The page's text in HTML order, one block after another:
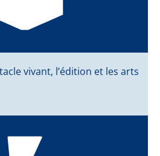
vivant, l’édition et les arts